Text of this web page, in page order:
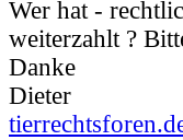
Wer hat -
weiterzahlt ?
Danke
Dieter